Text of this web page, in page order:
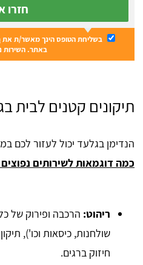
חזרו
בשליחת הטופס הינך מאשר/ת את
באתר. השירות
תיקונים קטנים לבית
הנדימן בגלעד יכול לעזור לכם
כמה דוגמאות לשירותים
ריהוט: הרכבה ופירוק של
שולחנות, כיסאות וכו'),
חיזוק ברגים.